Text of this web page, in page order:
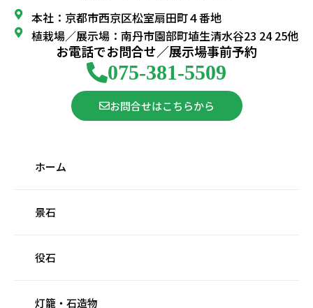
本社：京都市西京区松室扇田町４番地
植栽場／展示場：南丹市園部町埴生清水谷23 24 25他
お電話でお問合せ／展示場事前予約
075-381-5509
お問合せはこちらから
ホーム
景石
役石
灯籠・石造物